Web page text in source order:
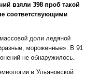
взяли 398 проб такой
соответствующими
доли ледяной
мороженные». В 91
не обнаружилось.
в Ульяновской